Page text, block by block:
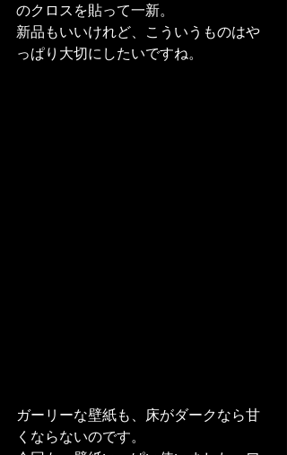
のクロスを貼って一新。
新品もいいけれど、こういうものはや
っぱり大切にしたいですね。
ガーリーな壁紙も、床がダークなら甘
くならないのです。